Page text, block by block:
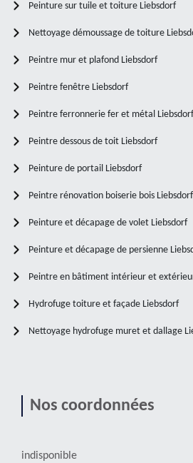
Peinture sur tuile et toiture Liebsdorf
Nettoyage démoussage de toiture
Peintre mur et plafond Liebsdorf
Peintre fenêtre Liebsdorf
Peintre ferronnerie fer et métal Liebsdorf
Peintre dessous de toit Liebsdorf
Peinture de portail Liebsdorf
Peintre rénovation boiserie bois Liebsdorf
Peinture et décapage de volet Liebsdorf
Peinture et décapage de persienne
Peintre en bâtiment intérieur et
Hydrofuge toiture et façade Liebsdorf
Nettoyage hydrofuge muret et dallage
Nos coordonnées
indisponible